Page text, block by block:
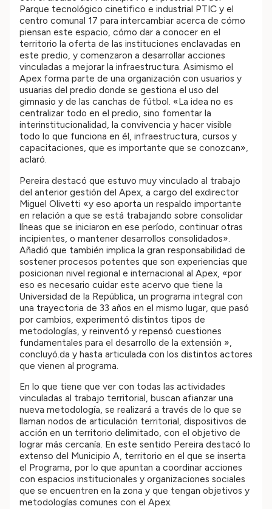
Parque tecnológico cinetifico e industrial PTIC y el
centro comunal 17 para intercambiar acerca de cómo
piensan este espacio, cómo dar a conocer en el
territorio la oferta de las instituciones enclavadas en
este predio, y comenzaron a desarrollar acciones
vinculadas a mejorar la infraestructura. Asimismo el
Apex forma parte de una organización con usuarios y
usuarias del predio donde se gestiona el uso del
gimnasio y de las canchas de fútbol. «La idea no es
centralizar todo en el predio, sino fomentar la
interinstitucionalidad, la convivencia y hacer visible
todo lo que funciona en él, infraestructura, cursos y
capacitaciones, que es importante que se conozcan»,
aclaró.
Pereira destacó que estuvo muy vinculado al trabajo
del anterior gestión del Apex, a cargo del exdirector
Miguel Olivetti «y eso aporta un respaldo importante
en relación a que se está trabajando sobre consolidar
líneas que se iniciaron en ese período, continuar otras
incipientes, o mantener desarrollos consolidados».
Añadió que también implica la gran responsabilidad de
sostener procesos potentes que son experiencias que
posicionan nivel regional e internacional al Apex, «por
eso es necesario cuidar este acervo que tiene la
Universidad de la República, un programa integral con
una trayectoria de 33 años en el mismo lugar, que pasó
por cambios, experimentó distintos tipos de
metodologías, y reinventó y repensó cuestiones
fundamentales para el desarrollo de la extensión »,
concluyó.da y hasta articulada con los distintos actores
que vienen al programa.
En lo que tiene que ver con todas las actividades
vinculadas al trabajo territorial, buscan afianzar una
nueva metodología, se realizará a través de lo que se
llaman nodos de articulación territorial, dispositivos de
acción en un territorio delimitado, con el objetivo de
lograr más cercanía. En este sentido Pereira destacó lo
extenso del Municipio A, territorio en el que se inserta
el Programa, por lo que apuntan a coordinar acciones
con espacios institucionales y organizaciones sociales
que se encuentren en la zona y que tengan objetivos y
metodologías comunes con el Apex.